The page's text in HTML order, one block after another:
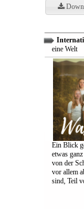
eine Welt
Ein Blick
etwas
von der
vor allem
sind, Teil